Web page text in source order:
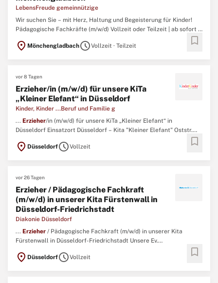
LebensFreude gemeinnützige
Wir suchen Sie – mit Herz, Haltung und Begeisterung für Kinder!
Pädagogische Fachkräfte (m/w/d) Vollzeit oder Teilzeit | ab sofort |
Mönchengladbach 4.000,00€ Einstiegsprämie – weil Sie uns wichtig
sind! Sie möchten Kinder auf ihrem Weg ins Leben begleiten, ihre
location_on MönchengladbachscheduleVollzeit · Teilzeit bookmark
vor 8 Tagen
Erzieher/in (m/w/d) für unsere KiTa
„Kleiner Elefant“ in Düsseldorf
Kinder, Kinder ...Beruf und Familie g
... Erzieher/in (m/w/d) für unsere KiTa „Kleiner Elefant“ in
Düsseldorf Einsatzort Düsseldorf – Kita "Kleiner Elefant" Oststr.
Pädagogische Begleitung und Förderung der Kinder Umsetzung
location_on DüsseldorfscheduleVollzeit bookmark
vor 26 Tagen
Erzieher / Pädagogische Fachkraft
(m/w/d) in unserer Kita Fürstenwall in
Düsseldorf-Friedrichstadt
Diakonie Düsseldorf
... Erzieher / Pädagogische Fachkraft (m/w/d) in unserer Kita
Fürstenwall in Düsseldorf-Friedrichstadt Unsere Ev.
Friedrichstadt sucht Sie als
location_on DüsseldorfscheduleVollzeit bookmark